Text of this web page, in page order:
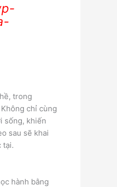
trong
chỉ cùng
sống, khiến
sau sẽ khai
tại.
hành bằng